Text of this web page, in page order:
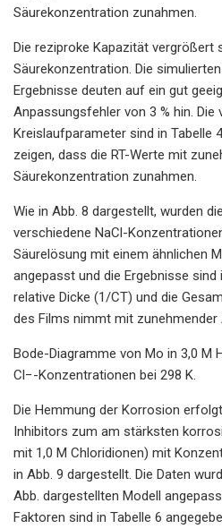
Säurekonzentration zunahmen.
Die reziproke Kapazität vergrößert
Säurekonzentration. Die
Ergebnisse deuten auf ein gut
Anpassungsfehler von 3 % hin. Die
Kreislaufparameter sind in Tabelle
zeigen, dass die RT-Werte mit
Säurekonzentration zunahmen.
Wie in Abb. 8 dargestellt, wurden
verschiedene NaCl-
Säurelösung mit einem ähnlichen
angepasst und die Ergebnisse sind
relative Dicke (1/CT) und die
des Films nimmt mit
Bode-Diagramme von Mo in 3,0 M
Cl−-Konzentrationen bei 298 K.
Die Hemmung der Korrosion
Inhibitors zum am stärksten
mit 1,0 M Chloridionen) mit
in Abb. 9 dargestellt. Die Daten
Abb. dargestellten Modell
Faktoren sind in Tabelle 6